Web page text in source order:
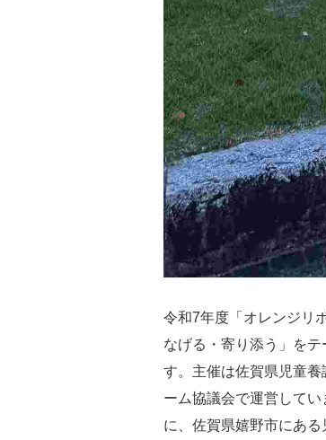
令和7年度「オレンジリ
なげる・寄り添う」を
す。主催は佐賀県児童
ーム協議会で運営して
に、佐賀県嬉野市にあ